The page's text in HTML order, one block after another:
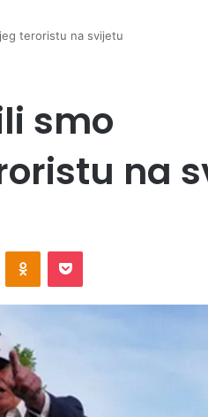
teroristu na svijetu
smo
na